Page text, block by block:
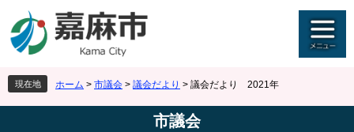
ジ
先
頭
で
ュ
を
飛
ば
現在地 ホーム > 市議会 > 議会だより > 議会だより 2021年
市議会